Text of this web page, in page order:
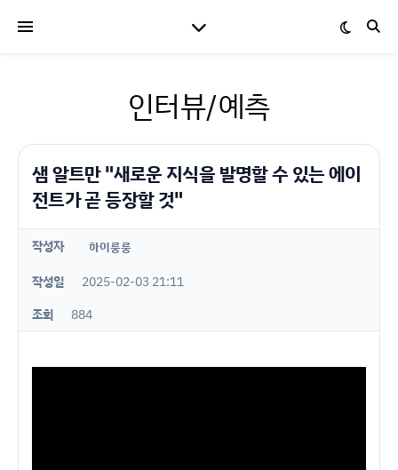
인터뷰/예측
샘 알트만 "새로운 지식을 발명할 수 있는 에이
전트가 곧 등장할 것"
작성자 하이룽룽
작성일
2025-02-03 21:11
조회
884